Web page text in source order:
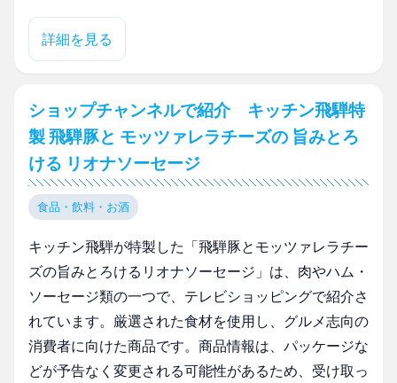
詳細を見る
ショップチャンネルで紹介 キッチン飛騨特
製 飛騨豚と モッツァレラチーズの 旨みとろ
ける リオナソーセージ
食品・飲料・お酒
キッチン飛騨が特製した「飛騨豚とモッツァレラチー
ズの旨みとろけるリオナソーセージ」は、肉やハム・
ソーセージ類の一つで、テレビショッピングで紹介さ
れています。厳選された食材を使用し、グルメ志向の
消費者に向けた商品です。商品情報は、パッケージな
どが予告なく変更される可能性があるため、受け取っ